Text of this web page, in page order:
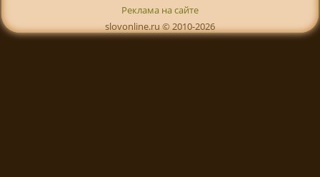
Реклама на сайте
slovonline.ru © 2010-2026